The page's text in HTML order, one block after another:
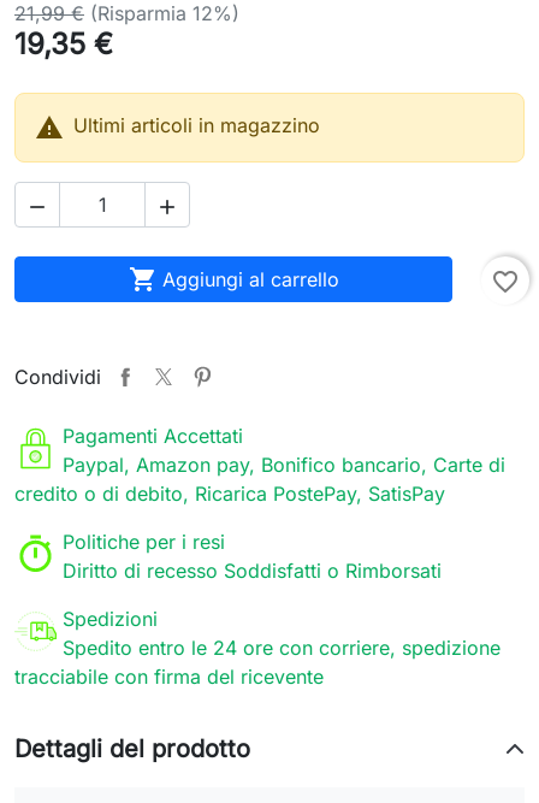
21,99 € (Risparmia 12%)
19,35 €
 Ultimi articoli in magazzino
 
 Aggiungi al carrello favorite_border
Condividi
Pagamenti Accettati
Paypal, Amazon pay, Bonifico bancario, Carte di
credito o di debito, Ricarica PostePay, SatisPay
Politiche per i resi
Diritto di recesso Soddisfatti o Rimborsati
Spedizioni
Spedito entro le 24 ore con corriere, spedizione
tracciabile con firma del ricevente
Dettagli del prodotto